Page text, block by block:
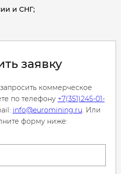
и СНГ;
заявку
коммерческое
по телефону +7(351)245-01-
info@euromining.ru. Или
форму ниже: